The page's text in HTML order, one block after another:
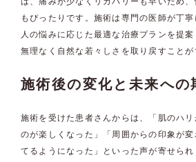
もぴったりです。施術は専門の医師が丁
人の悩みに応じた最適な治療プランを提案
無理なく自然な若々しさを取り戻すことが
施術後の変化と未来への
施術を受けた患者さんからは、「肌のハ
のが楽しくなった」「周囲からの印象が
てるようになった」といった声が寄せら